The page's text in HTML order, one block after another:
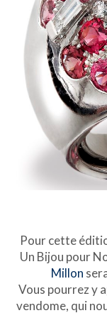
Pour cette
Un Bijou pour
Millon
Vous pourrez y
vendome, qui